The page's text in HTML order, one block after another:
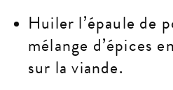
Huiler l’épaule de
mélange d’épices
sur la viande.